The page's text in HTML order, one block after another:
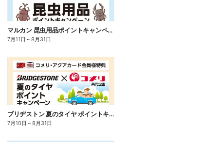
マルカン 昆虫用品ポイントキャンペーン
7月11日 ～8月31日
ブリヂストン 夏のタイヤ ポイントキャンペーン
7月10日 ～8月31日